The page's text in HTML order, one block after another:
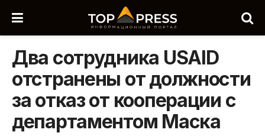
Два сотрудника USAID
отстранены от должности
за отказ от кооперации с
департаментом Маска